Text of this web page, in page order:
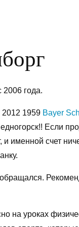
года.
1959 Bayer
Если
именной счет
на уроках